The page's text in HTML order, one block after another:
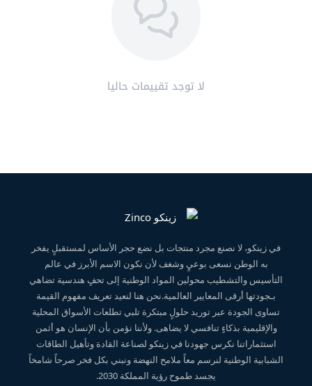
لا توجد تقييمات حاليا
في زينكو، لا نصنع مجرد منتجات بل نضع حجر الأساس لمستقبلٍ يفخر
به الوطن نسعى بوعيٍ وشغف لأن نكون الاسم الأبرز في عالم
التأسيس والتشطيب محولين المواد الوطنية إلى تحفٍ هندسية تضاهي
بـجودتها أرقى المعايير العالمية.نحن هنا لنعيد تعريف مفهوم القيمة
تساوى الجودة عبر توريد حلولٍ مبتكرة تلبي تطلعات الأسواق المحلية
والإقليمية بذكاءٍ تنافسي لا يضاهى. ولأننا نؤمن بأن الإنسان هو أثمن
استثماراتنا نكرس جهودنا في زينكو لصناعة القادة وتأهيل الطاقات
الشبابية الوطنية لنرسم معاً ملامح النهضة ونبني بكل فخر صرحاً شامخاً
يجسد طموح رؤية المملكة 2030.